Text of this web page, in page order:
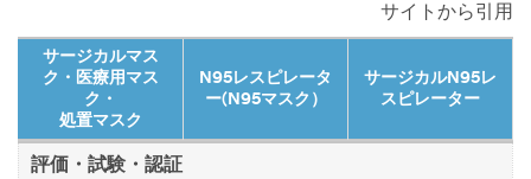
サイトから引用
サージカルマス
ク・医療用マス
ク・
処置マスク
N95レスピレータ
ー(N95マスク）
サージカルN95レ
スピレーター
評価・試験・認証